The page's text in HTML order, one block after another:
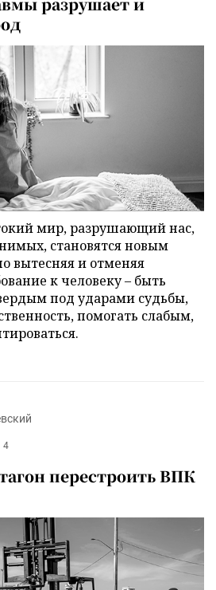
мир, разрушающий нас,
становятся новым
вытесняя и отменяя
к человеку – быть
под ударами судьбы,
помогать слабым,
4
перестроить ВПК